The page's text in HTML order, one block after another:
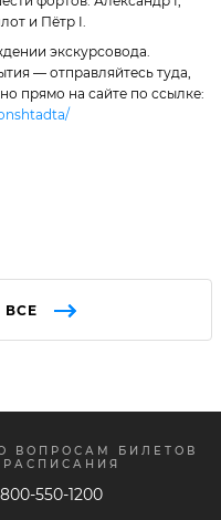
и Пётр I.
экскурсовода.
— отправляйтесь туда,
прямо на сайте по ссылке:
ВСЕ
ВОПРОСАМ БИЛЕТОВ
РАСПИСАНИЯ
550-1200